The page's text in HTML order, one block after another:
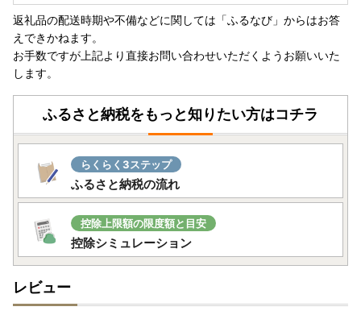
ただけます。
申請状況の確認やご不明な点がございましたら、お手数では
ございますが下記サポート室までお問い合わせください。
【横浜市ふるさと納税サポート室】
TEL：050-5538-7986
Mail:support@yokohama.furusato-lg.jp
営業日のご案内 平日9時～18時 ※土日祝日、GW、年末年
返礼品の配送時期や不備などに関しては「ふるなび」からはお答
えできかねます。
お手数ですが上記より直接お問い合わせいただくようお願いいた
します。
ふるさと納税をもっと知りたい方はコチラ
らくらく3ステップ
ふるさと納税の流れ
控除上限額の限度額と目安
控除シミュレーション
レビュー